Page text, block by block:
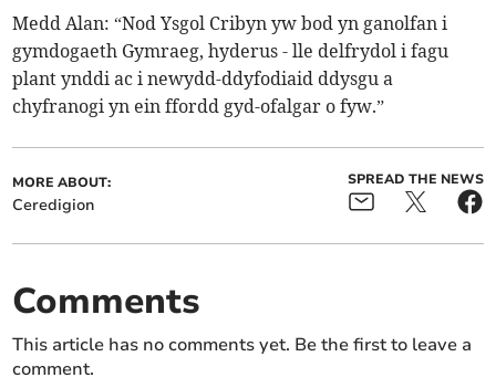
Medd Alan: “Nod Ysgol Cribyn yw bod yn ganolfan i
gymdogaeth Gymraeg, hyderus - lle delfrydol i fagu
plant ynddi ac i newydd-ddyfodiaid ddysgu a
chyfranogi yn ein ffordd gyd-ofalgar o fyw.”
MORE ABOUT:
Ceredigion
SPREAD THE NEWS
Comments
This article has no comments yet. Be the first to leave a
comment.